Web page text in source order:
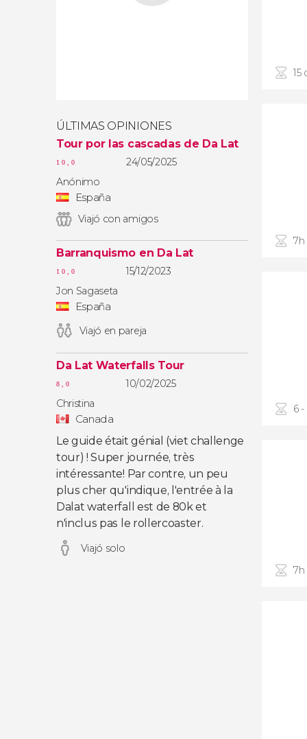
ÚLTIMAS OPINIONES
Tour por las cascadas de Da Lat
10,0
24/05/2025
Anónimo
España
Viajó con amigos
Barranquismo en Da Lat
10,0
15/12/2023
Jon Sagaseta
España
Viajó en pareja
Da Lat Waterfalls Tour
8,0
10/02/2025
Christina
Canada
Le guide était génial (viet challenge
tour) ! Super journée, très
intéressante! Par contre, un peu
plus cher qu'indique, l'entrée à la
Dalat waterfall est de 80k et
n'inclus pas le rollercoaster.
Viajó solo
15
6